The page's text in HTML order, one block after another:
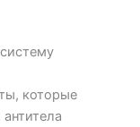
которые